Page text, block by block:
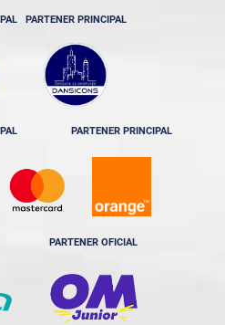
PARTENER PRINCIPAL
PARTENER PRINCIPAL
PARTENER OFICIAL